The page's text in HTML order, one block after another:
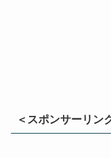
＜スポンサーリン